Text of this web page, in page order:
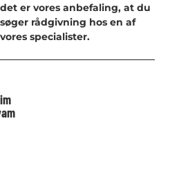
det er vores anbefaling, at du
søger rådgivning hos en af
vores specialister.